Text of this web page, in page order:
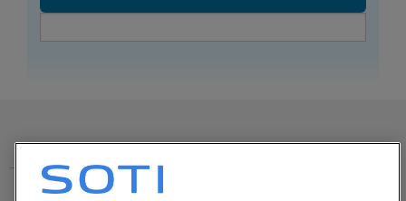
© 1995-2026 SOTI Inc. Todos los derechos reservados.